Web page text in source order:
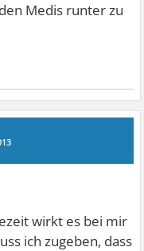
Medis runter zu
wirkt es bei mir
ich zugeben, dass